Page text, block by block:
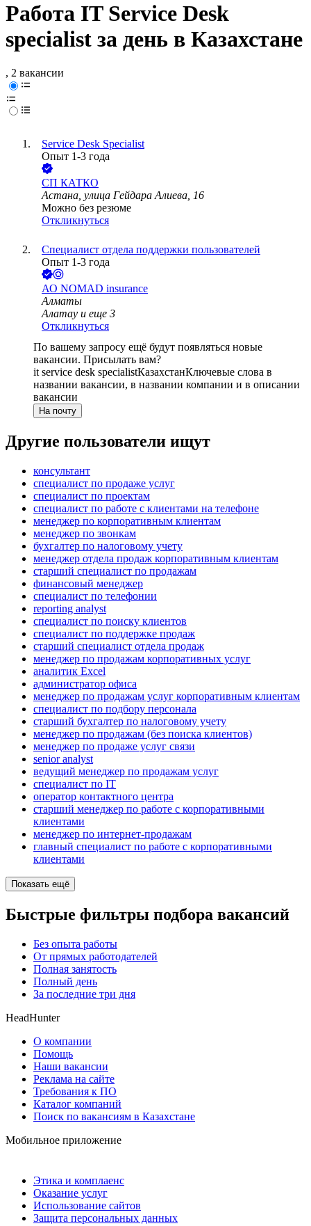
Работа IT Service Desk
specialist за день в Казахстане
, 2 вакансии
Service Desk Specialist
Опыт 1-3 года
СП КАТКО
Астана, улица Гейдара Алиева, 16
Можно без резюме
Откликнуться
Специалист отдела поддержки пользователей
Опыт 1-3 года
АО NOMAD insurance
Алматы
Алатау и еще 3
Откликнуться
По вашему запросу ещё будут появляться новые
вакансии. Присылать вам?
it service desk specialistКазахстанКлючевые слова в
названии вакансии, в названии компании и в описании
вакансии
На почту
Другие пользователи ищут
консультант
специалист по продаже услуг
специалист по проектам
специалист по работе с клиентами на телефоне
менеджер по корпоративным клиентам
менеджер по звонкам
бухгалтер по налоговому учету
менеджер отдела продаж корпоративным клиентам
старший специалист по продажам
финансовый менеджер
специалист по телефонии
reporting analyst
специалист по поиску клиентов
специалист по поддержке продаж
старший специалист отдела продаж
менеджер по продажам корпоративных услуг
аналитик Excel
администратор офиса
менеджер по продажам услуг корпоративным клиентам
специалист по подбору персонала
старший бухгалтер по налоговому учету
менеджер по продажам (без поиска клиентов)
менеджер по продаже услуг связи
senior analyst
ведущий менеджер по продажам услуг
специалист по IT
оператор контактного центра
старший менеджер по работе с корпоративными
клиентами
менеджер по интернет-продажам
главный специалист по работе с корпоративными
клиентами
Показать ещё
Быстрые фильтры подбора вакансий
Без опыта работы
От прямых работодателей
Полная занятость
Полный день
За последние три дня
HeadHunter
О компании
Помощь
Наши вакансии
Реклама на сайте
Требования к ПО
Каталог компаний
Поиск по вакансиям в Казахстане
Мобильное приложение
Этика и комплаенс
Оказание услуг
Использование сайтов
Защита персональных данных